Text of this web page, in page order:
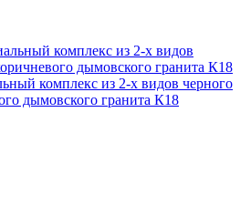
комплекс из 2-х видов черного
дымовского гранита К18